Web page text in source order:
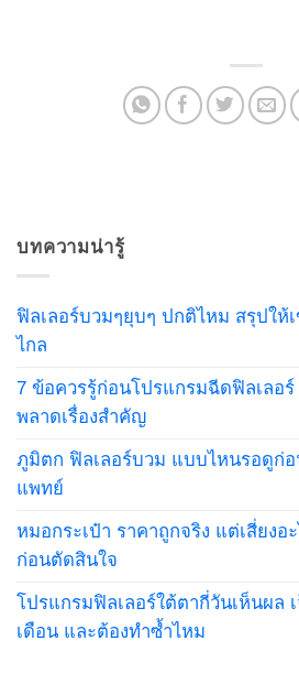
บทความน่ารู้
ฟิลเลอร์บวมๆยุบๆ ปกติไหม สรุปให้เ
ไกล
7 ข้อควรรู้ก่อนโปรแกรมฉีดฟิลเลอ
พลาดเรื่องสำคัญ
ภูมิตก ฟิลเลอร์บวม แบบไหนรอดูก่
แพทย์
หมอกระเป๋า ราคาถูกจริง แต่เสี่ยงอ
ก่อนตัดสินใจ
โปรแกรมฟิลเลอร์ใต้ตากี่วันเห็นผล
เดือน และต้องทำซ้ำไหม